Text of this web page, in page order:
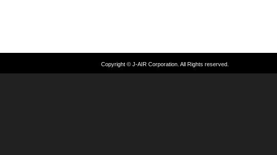
Copyright © J-AIR Corporation. All Rights reserved.